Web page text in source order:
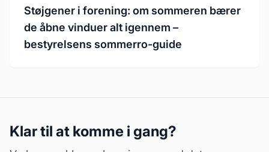
Støjgener i forening: om sommeren bærer
de åbne vinduer alt igennem –
bestyrelsens sommerro-guide
Klar til at komme i gang?